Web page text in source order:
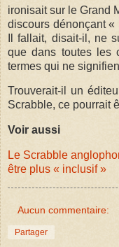
ironisait sur le Grand
discours dénonçant «
Il fallait, disait-il, ne
que dans toutes les
termes qui ne
Trouverait-il un
Scrabble, ce pourrait
Voir aussi
Le Scrabble
être plus « inclusif »
Aucun commentaire:
Partager